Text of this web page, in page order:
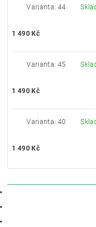
Varianta: 44
1 490 Kč
Varianta: 45
1 490 Kč
Varianta: 40
1 490 Kč